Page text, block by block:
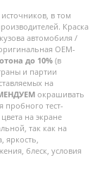
в том
Краска
автомобиля /
OEM-
до 10% (в
и партии
на
окрашивать
пробного тест-
на экране
так как на
яркость,
блеск, условия